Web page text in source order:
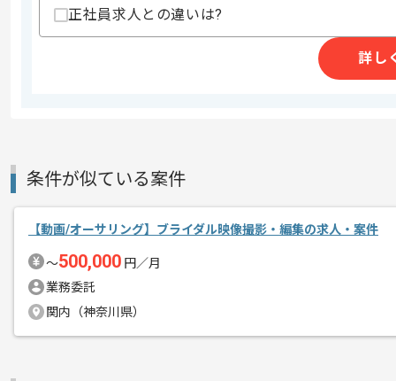
バトルゲームを中心に、幅広くゲーム
正社員求人との違いは?
詳し
条件が似ている案件
【動画/オーサリング】ブライダル映像撮影・編集の求人・案件
〜500,000 円／月
業務委託
関内（神奈川県）